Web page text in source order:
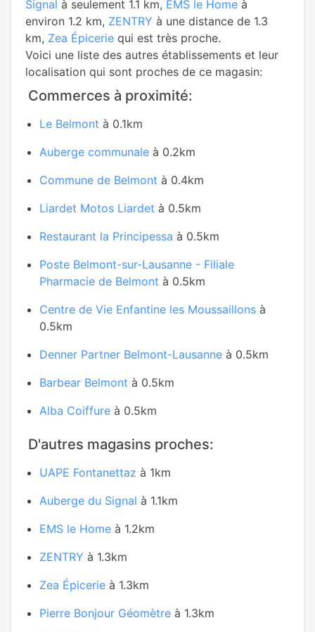
Signal à seulement 1.1 km, EMS le Home à
environ 1.2 km, ZENTRY à une distance de 1.3
km, Zea Épicerie qui est très proche.
Voici une liste des autres établissements et leur
localisation qui sont proches de ce magasin:
Commerces à proximité:
Le Belmont à 0.1km
Auberge communale à 0.2km
Commune de Belmont à 0.4km
Liardet Motos Liardet à 0.5km
Restaurant la Principessa à 0.5km
Poste Belmont-sur-Lausanne - Filiale
Pharmacie de Belmont à 0.5km
Centre de Vie Enfantine les Moussaillons à
0.5km
Denner Partner Belmont-Lausanne à 0.5km
Barbear Belmont à 0.5km
Alba Coiffure à 0.5km
D'autres magasins proches:
UAPE Fontanettaz à 1km
Auberge du Signal à 1.1km
EMS le Home à 1.2km
ZENTRY à 1.3km
Zea Épicerie à 1.3km
Pierre Bonjour Géomètre à 1.3km